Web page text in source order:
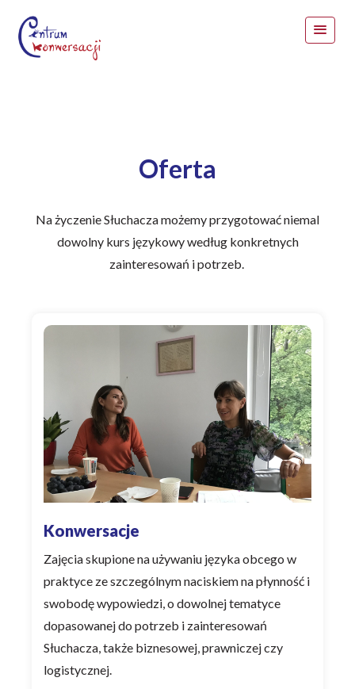
Oferta
Na życzenie Słuchacza możemy przygotować niemal
dowolny kurs językowy według konkretnych
zainteresowań i potrzeb.
Konwersacje
Zajęcia skupione na używaniu języka obcego w
praktyce ze szczególnym naciskiem na płynność i
swobodę wypowiedzi, o dowolnej tematyce
dopasowanej do potrzeb i zainteresowań
Słuchacza, także biznesowej, prawniczej czy
logistycznej.